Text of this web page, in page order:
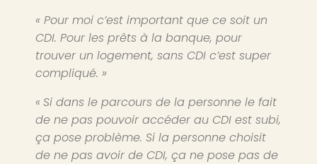
« Pour moi c’est important que ce soit un
CDI. Pour les prêts à la banque, pour
trouver un logement, sans CDI c’est super
compliqué. »
« Si dans le parcours de la personne le fait
de ne pas pouvoir accéder au CDI est subi,
ça pose problème. Si la personne choisit
de ne pas avoir de CDI, ça ne pose pas de